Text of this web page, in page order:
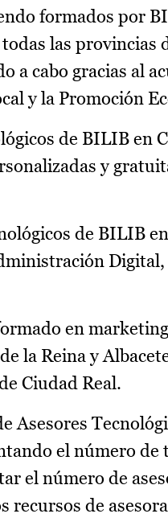
formados por
las provincias
a cabo gracias al
y la Promoción
de BILIB en
y
de BILIB
en
la Reina y
Ciudad Real.
Asesores
el número de
el número de
recursos de